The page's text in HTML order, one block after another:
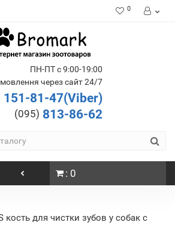
0
ПН-ПТ с 9:00-19:00
через сайт 24/7
151-81-47(Viber)
(095) 813-86-62
: 0
кость для чистки зубов у собак с